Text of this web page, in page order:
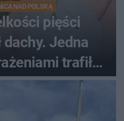
NAD POLSKĄ
pięści
dachy. Jedna
trafiła
szpitala